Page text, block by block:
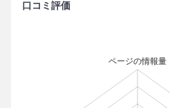
口コミ評価